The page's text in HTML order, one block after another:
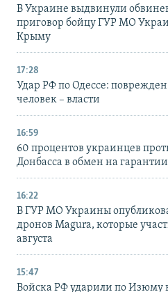
В Украине выдвинули
приговор бойцу ГУР МО
Крыму
17:28
Удар РФ по Одессе:
человек – власти
16:59
60 процентов украинцев
Донбасса в обмен на
16:22
В ГУР МО Украины
дронов Magura, которые
августа
15:47
Войска РФ ударили по Изюму